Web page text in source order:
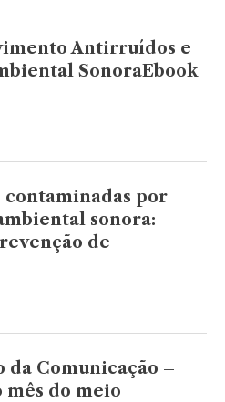
Antirruídos e
SonoraEbook
por
sonora:
de
Comunicação –
mês do meio